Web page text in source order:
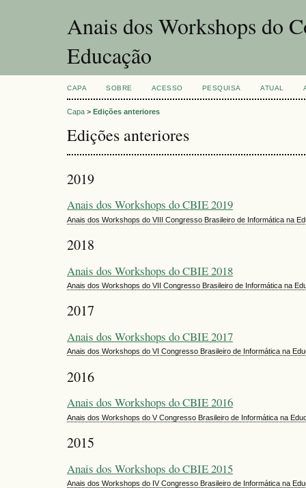
Anais dos Workshops do
Educação
CAPA SOBRE ACESSO PESQUISA ATUAL
Capa > Edições anteriores
Edições anteriores
2019
Anais dos Workshops do CBIE 2019
Anais dos Workshops do VIII Congresso Brasileiro de Informática na
2018
Anais dos Workshops do CBIE 2018
Anais dos Workshops do VII Congresso Brasileiro de Informática na
2017
Anais dos Workshops do CBIE 2017
Anais dos Workshops do VI Congresso Brasileiro de Informática na
2016
Anais dos Workshops do CBIE 2016
Anais dos Workshops do V Congresso Brasileiro de Informática na
2015
Anais dos Workshops do CBIE 2015
Anais dos Workshops do IV Congresso Brasileiro de Informática na